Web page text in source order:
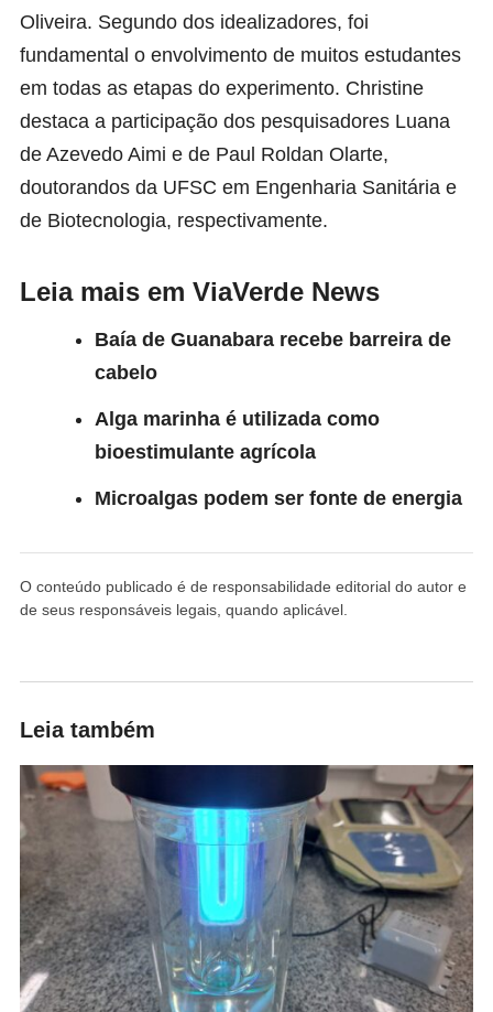
Oliveira. Segundo dos idealizadores, foi
fundamental o envolvimento de muitos estudantes
em todas as etapas do experimento. Christine
destaca a participação dos pesquisadores Luana
de Azevedo Aimi e de Paul Roldan Olarte,
doutorandos da UFSC em Engenharia Sanitária e
de Biotecnologia, respectivamente.
Leia mais em ViaVerde News
Baía de Guanabara recebe barreira de
cabelo
Alga marinha é utilizada como
bioestimulante agrícola
Microalgas podem ser fonte de energia
O conteúdo publicado é de responsabilidade editorial do autor e
de seus responsáveis legais, quando aplicável.
Leia também